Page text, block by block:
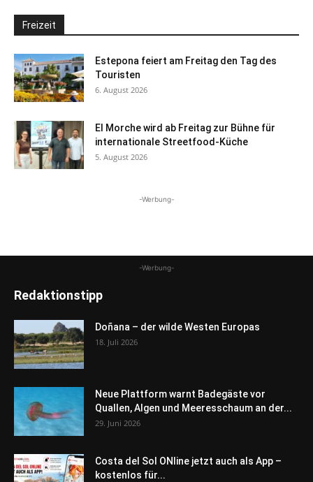
Freizeit
Estepona feiert am Freitag den Tag des
Touristen
6. August 2026
El Morche wird ab Freitag zur Bühne für
internationale Streetfood-Küche
5. August 2026
-Werbung-
-Werbung-
Redaktionstipp
Doñana – der wilde Westen Europas
18. Juli 2026
Neue Plattform warnt Badegäste vor
Quallen, Algen und Meeresschaum an der...
29. Juni 2026
Costa del Sol ONline jetzt auch als App –
kostenlos für...